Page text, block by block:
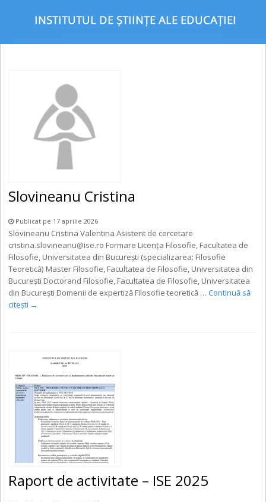
Slovineanu Cristina
Publicat pe 17 aprilie 2026
Slovineanu Cristina Valentina Asistent de cercetare
cristina.slovineanu@ise.ro Formare Licența Filosofie, Facultatea de
Filosofie, Universitatea din București (specializarea: Filosofie
Teoretică) Master Filosofie, Facultatea de Filosofie, Universitatea din
București Doctorand Filosofie, Facultatea de Filosofie, Universitatea
din București Domenii de expertiză Filosofie teoretică …Continuă să
citești →
Raport de activitate – ISE 2025